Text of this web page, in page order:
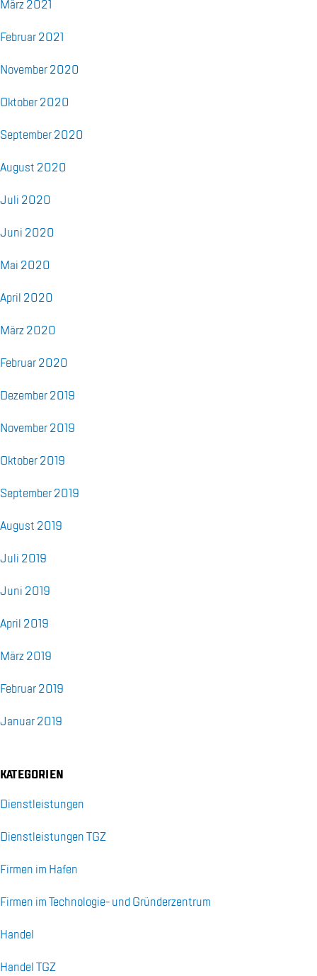
März 2021
Fe­bru­ar 2021
No­vem­ber 2020
Ok­to­ber 2020
Sep­tem­ber 2020
Au­gust 2020
Juli 2020
Juni 2020
Mai 2020
April 2020
März 2020
Fe­bru­ar 2020
De­zem­ber 2019
No­vem­ber 2019
Ok­to­ber 2019
Sep­tem­ber 2019
Au­gust 2019
Juli 2019
Juni 2019
April 2019
März 2019
Fe­bru­ar 2019
Ja­nu­ar 2019
KA­TE­GO­RI­EN
Dienst­leis­tun­gen
Dienst­leis­tun­gen TGZ
Fir­men im Ha­fen
Fir­men im Tech­no­lo­gie- und Grün­der­zen­trum
Han­del
Han­del TGZ